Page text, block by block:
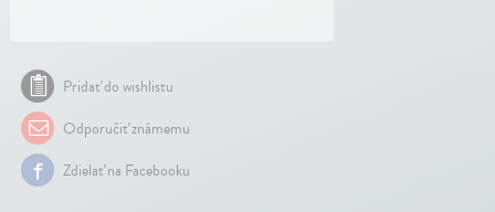
Pridať do wishlistu
Odporučiť známemu
Zdielať na Facebooku